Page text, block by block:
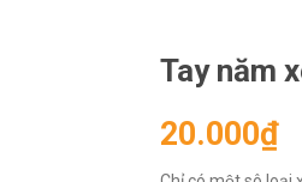
Tay năm
20.000₫